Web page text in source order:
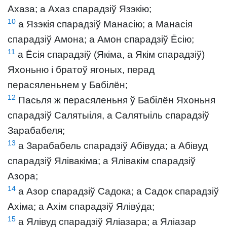
Ахаза; а Ахаз спарадзіў Язэкію;
10 а Язэкія спарадзіў Манасію; а Манасія
спарадзіў Амона; а Амон спарадзіў Ёсію;
11 а Ёсія спарадзіў (Якіма, а Якім спарадзіў)
Яхоньню і братоў ягоных, перад
перасяленьнем у Бабілён;
12 Пасьля ж перасяленьня ў Бабілён Яхоньня
спарадзіў Салятыіля, а Салятыіль спарадзіў
Зарабабеля;
13 а Зарабабель спарадзіў Абівуда; а Абівуд
спарадзіў Ялівакіма; а Ялівакім спарадзіў
Азора;
14 а Азор спарадзіў Садока; а Садок спарадзіў
Ахіма; а Ахім спарадзіў Яліву́да;
15 а Ялівуд спарадзіў Яліазара; а Яліазар